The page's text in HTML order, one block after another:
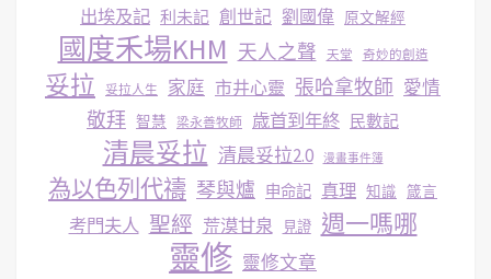
出埃及記 利未記 創世記 劉國偉 原文解經
國度禾場KHM 天人之聲 天堂 奇妙的創造
妥拉 妥拉人生 家庭 市井心靈 張哈拿牧師 愛情
敬拜 智慧 梁永善牧師 歳首到年終 民數記
清晨妥拉 清晨妥拉2.0 漫畫事件簿
為以色列代禱 琴與爐 申命記 真理 知識 箴言
考門夫人 聖經 荒漠甘泉 見證 週一嗎哪
靈修 靈修文章